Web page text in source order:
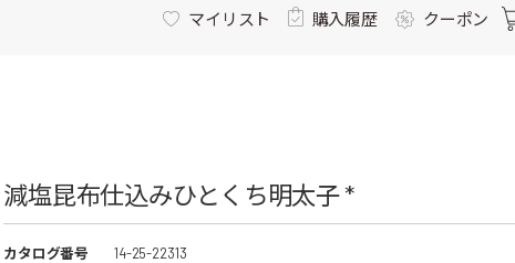
マイリスト 購入履歴 クーポン
減塩昆布仕込みひとくち明太子 *
カタログ番号
14-25-22313